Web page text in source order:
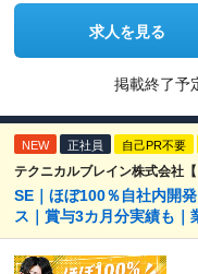
求人を見る
掲載終了予
NEW 正社員 自己PR不要
テクニカルブレイン株式会社【
SE｜ほぼ100％自社内開
ス｜賞与3カ月分実績も｜